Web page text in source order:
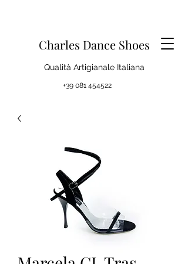
Charles Dance Shoes
Qualità Artigianale Italiana
+39 081 454522